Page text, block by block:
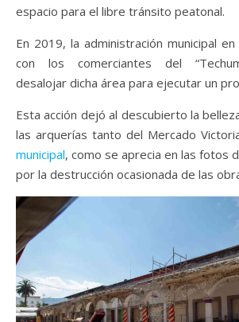
espacio para el libre tránsito peatonal.
En 2019, la administración municipal
con los comerciantes del
desalojar dicha área para ejecutar un
Esta acción dejó al descubierto la
las arquerías tanto del Mercado
municipal, como se aprecia en las fotos
por la destrucción ocasionada de las